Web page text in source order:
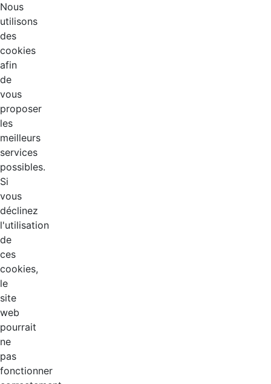
Nous
utilisons
des
cookies
afin
de
vous
proposer
les
meilleurs
services
possibles.
Si
vous
déclinez
l'utilisation
de
ces
cookies,
le
site
web
pourrait
ne
pas
fonctionner